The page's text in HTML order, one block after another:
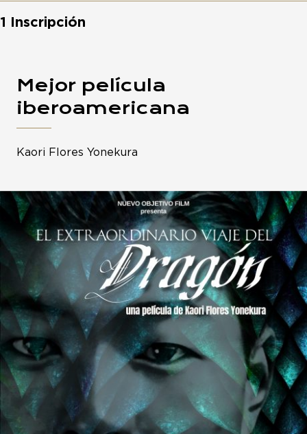
1 Inscripción
Mejor película
iberoamericana
Kaori Flores Yonekura